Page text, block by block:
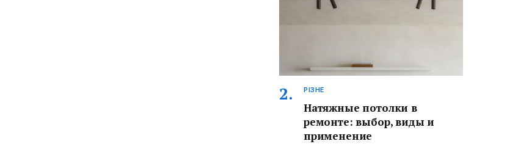
РІЗНЕ
Натяжные потолки в
ремонте: выбор, виды и
применение